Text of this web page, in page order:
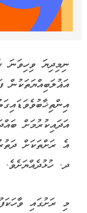
ނިމިދިޔަ ވިހިވަނަ
އަޣުލަބިއްޔަތަކުން
އަދައިކުރުމަށް
އެ ރަށްތަކަށް
ދ. ހުޅުދެއްޔަށެވެ.
މި ރަށުގައި